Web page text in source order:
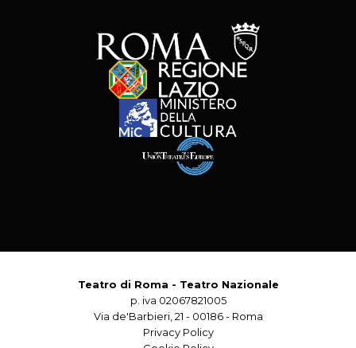
Teatro di Roma - Teatro Nazionale
p. iva 02067821005
Via de'Barbieri, 21 - 00186 - Roma
Privacy Policy